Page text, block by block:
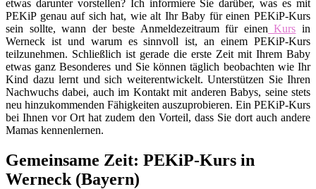
etwas darunter vorstellen? Ich informiere Sie darüber, was es mit
PEKiP genau auf sich hat, wie alt Ihr Baby für einen PEKiP-Kurs
sein sollte, wann der beste Anmeldezeitraum für einen Kurs in
Werneck ist und warum es sinnvoll ist, an einem PEKiP-Kurs
teilzunehmen. Schließlich ist gerade die erste Zeit mit Ihrem Baby
etwas ganz Besonderes und Sie können täglich beobachten wie Ihr
Kind dazu lernt und sich weiterentwickelt. Unterstützen Sie Ihren
Nachwuchs dabei, auch im Kontakt mit anderen Babys, seine stets
neu hinzukommenden Fähigkeiten auszuprobieren. Ein PEKiP-Kurs
bei Ihnen vor Ort hat zudem den Vorteil, dass Sie dort auch andere
Mamas kennenlernen.
Gemeinsame Zeit: PEKiP-Kurs in
Werneck (Bayern)